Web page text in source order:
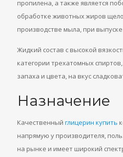
пропилена, а также является
обработке животных жиров
производстве мыла, при
Жидкий состав с высокой
категории трехатомных
запаха и цвета, на вкус
Назначение
Качественный глицерин купить
напрямую у производителя,
на рынке и имеет широкий